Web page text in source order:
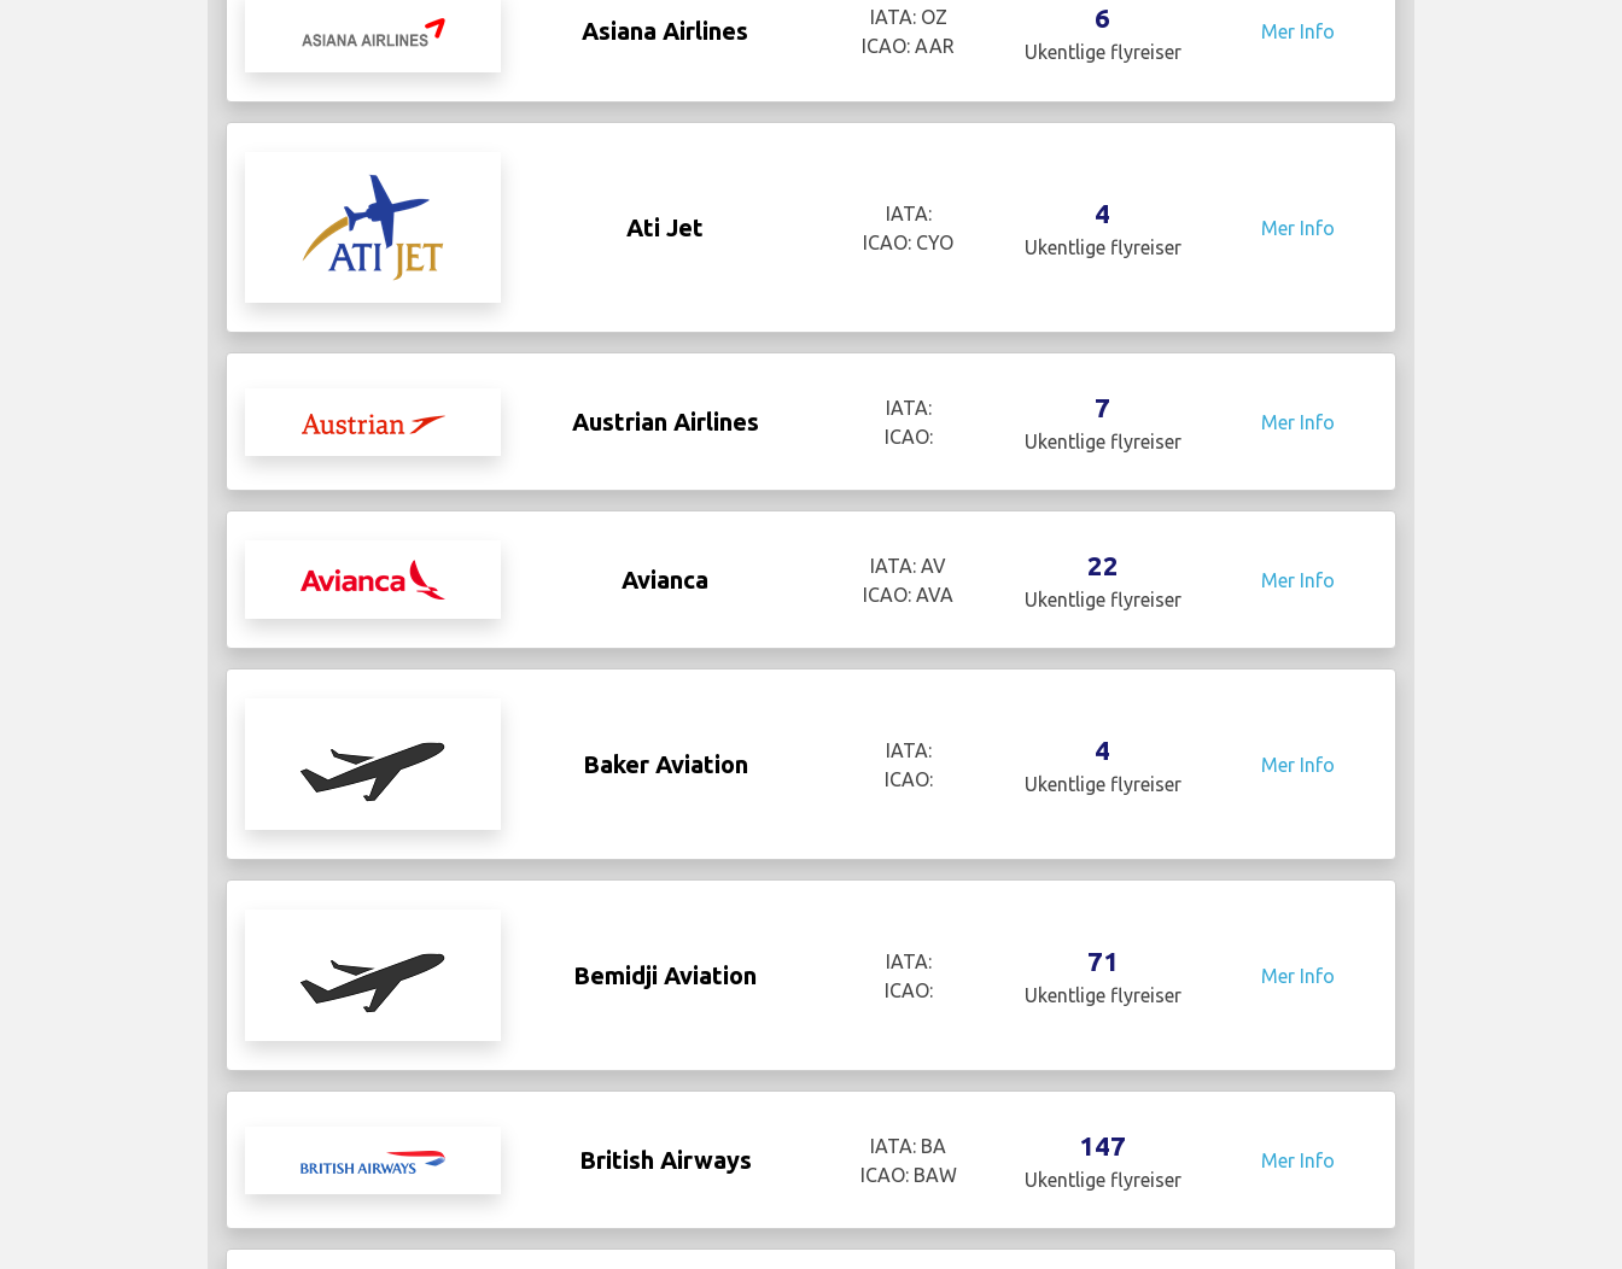
Asiana Airlines
IATA: OZ
ICAO: AAR
6
Ukentlige flyreiser
Mer Info
Ati Jet
IATA:
ICAO: CYO
4
Ukentlige flyreiser
Mer Info
Austrian Airlines
IATA:
ICAO:
7
Ukentlige flyreiser
Mer Info
Avianca
IATA: AV
ICAO: AVA
22
Ukentlige flyreiser
Mer Info
Baker Aviation
IATA:
ICAO:
4
Ukentlige flyreiser
Mer Info
Bemidji Aviation
IATA:
ICAO:
71
Ukentlige flyreiser
Mer Info
British Airways
IATA: BA
ICAO: BAW
147
Ukentlige flyreiser
Mer Info